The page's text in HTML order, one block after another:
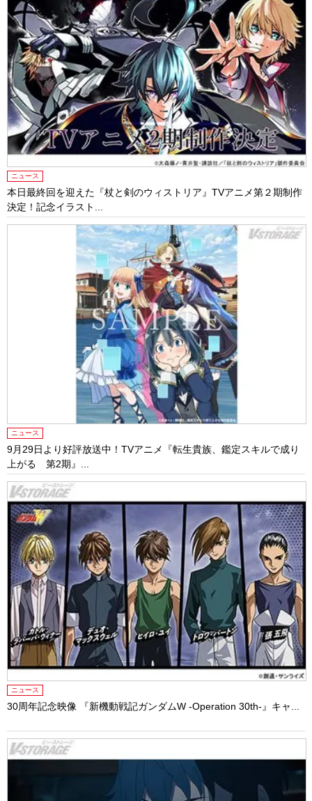
ニュース
本日最終回を迎えた『杖と剣のウィストリア』TVアニメ第２期制作
決定！記念イラスト...
ニュース
9月29日より好評放送中！TVアニメ『転生貴族、鑑定スキルで成り
上がる 第2期』...
ニュース
30周年記念映像 『新機動戦記ガンダムW -Operation 30th-』キャ...